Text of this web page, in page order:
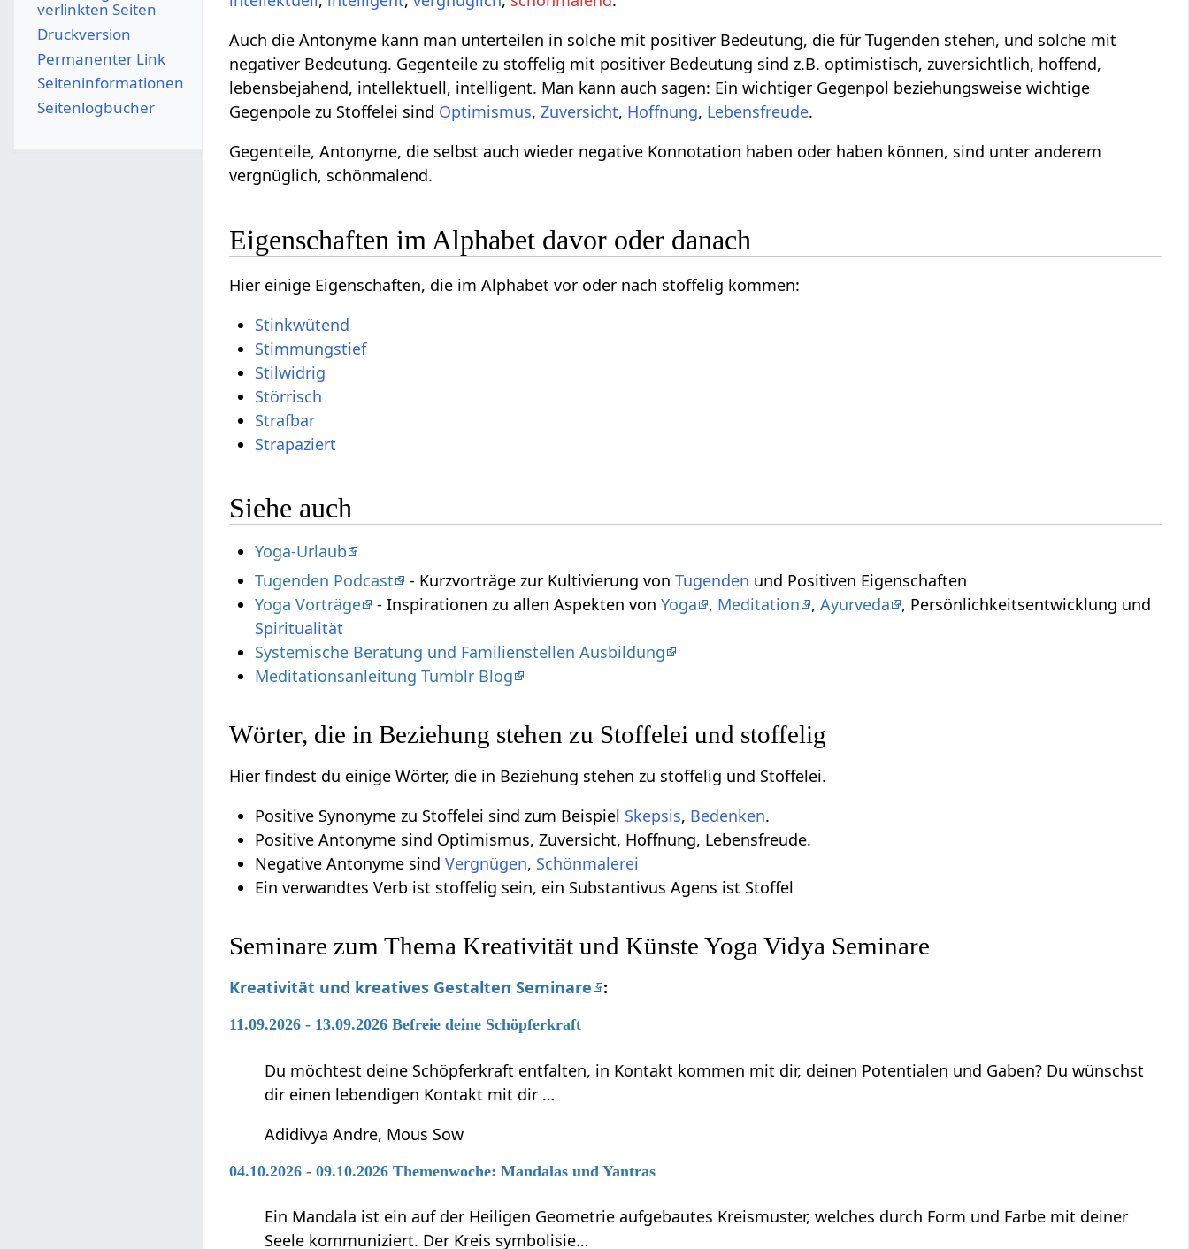
Auch die Antonyme kann man unterteilen in solche mit positiver Bedeutung, die für Tugenden stehen, und solche mit
negativer Bedeutung. Gegenteile zu stoffelig mit positiver Bedeutung sind z.B. optimistisch, zuversichtlich, hoffend,
lebensbejahend, intellektuell, intelligent. Man kann auch sagen: Ein wichtiger Gegenpol beziehungsweise wichtige
Gegenpole zu Stoffelei sind Optimismus,Zuversicht, Hoffnung, Lebensfreude.
Gegenteile, Antonyme, die selbst auch wieder negative Konnotation haben oder haben können, sind unter anderem
vergnüglich, schönmalend.
Eigenschaften im Alphabet davor oder danach
Hier einige Eigenschaften, die im Alphabet vor oder nach stoffelig kommen:
Stinkwütend
Stimmungstief
Stilwidrig
Störrisch
Strafbar
Strapaziert
Siehe auch
Yoga-Urlaub
Tugenden Podcast
- Kurzvorträge zur Kultivierung vonTugenden und Positiven Eigenschaften
Yoga Vorträge
- Inspirationen zu allen Aspekten vonYoga , Meditation ,Ayurveda
, Persönlichkeitsentwicklung und
Spiritualität
Systemische Beratung und Familienstellen Ausbildung
Meditationsanleitung Tumblr Blog
Wörter, die in Beziehung stehen zu Stoffelei und stoffelig
Hier findest du einige Wörter, die in Beziehung stehen zu stoffelig und Stoffelei.
Positive Synonyme zu Stoffelei sind zum Beispiel Skepsis, Bedenken.
Positive Antonyme sind Optimismus, Zuversicht, Hoffnung, Lebensfreude.
Negative Antonyme sindVergnügen, Schönmalerei
Ein verwandtes Verb ist stoffelig sein, ein Substantivus Agens ist Stoffel
Seminare zum Thema Kreativität und Künste Yoga Vidya Seminare
Kreativität und kreatives Gestalten Seminare :
11.09.2026 - 13.09.2026 Befreie deine Schöpferkraft
Du möchtest deine Schöpferkraft entfalten, in Kontakt kommen mit dir, deinen Potentialen und Gaben? Du wünschst
dir einen lebendigen Kontakt mit dir …
Adidivya Andre, Mous Sow
04.10.2026 - 09.10.2026 Themenwoche: Mandalas und Yantras
Ein Mandala ist ein auf der Heiligen Geometrie aufgebautes Kreismuster, welches durch Form und Farbe mit deiner
Seele kommuniziert. Der Kreis symbolisie…
verlinkten Seiten
Druckversion
Permanenter Link
Seiten­­informationen
Seitenlogbücher